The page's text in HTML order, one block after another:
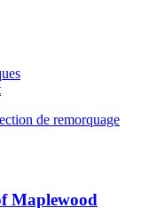
de remorquage
Maplewood